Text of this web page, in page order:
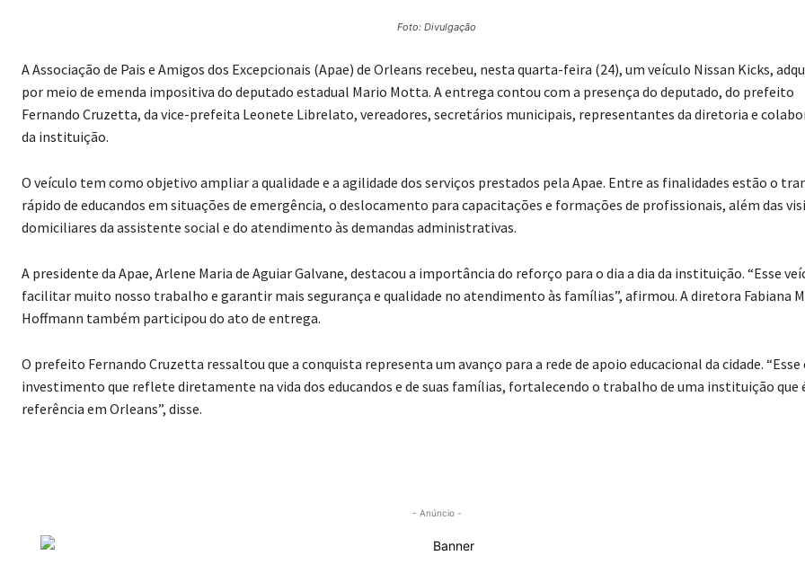
Foto: Divulgação
A Associação de Pais e Amigos dos Excepcionais (Apae) de Orleans recebeu, nesta quarta-feira (24), um veículo Nissan Kicks,
por meio de emenda impositiva do deputado estadual Mario Motta. A entrega contou com a presença do deputado, do prefeito
Fernando Cruzetta, da vice-prefeita Leonete Librelato, vereadores, secretários municipais, representantes da diretoria e
da instituição.
O veículo tem como objetivo ampliar a qualidade e a agilidade dos serviços prestados pela Apae. Entre as finalidades estão o
rápido de educandos em situações de emergência, o deslocamento para capacitações e formações de profissionais, além das
domiciliares da assistente social e do atendimento às demandas administrativas.
A presidente da Apae, Arlene Maria de Aguiar Galvane, destacou a importância do reforço para o dia a dia da instituição. “Esse
facilitar muito nosso trabalho e garantir mais segurança e qualidade no atendimento às famílias”, afirmou. A diretora Fabiana
Hoffmann também participou do ato de entrega.
O prefeito Fernando Cruzetta ressaltou que a conquista representa um avanço para a rede de apoio educacional da cidade. “Esse
investimento que reflete diretamente na vida dos educandos e de suas famílias, fortalecendo o trabalho de uma instituição que
referência em Orleans”, disse.
- Anúncio -